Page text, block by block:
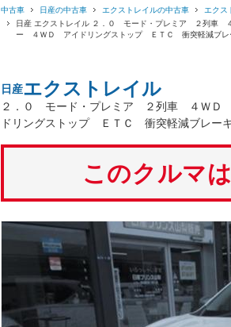
中古車 日産の中古車 エクストレイルの中古車 エクス
日産 エクストレイル ２．０ モード・プレミア ２列
ー ４ＷＤ アイドリングストップ ＥＴＣ 衝突軽減ブレ
日産エクストレイル
２．０ モード・プレミア ２列車 ４Ｗ
ドリングストップ ＥＴＣ 衝突軽減ブレーキ
このクルマ